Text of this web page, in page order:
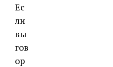
Ес
ли
вы
гов
ор